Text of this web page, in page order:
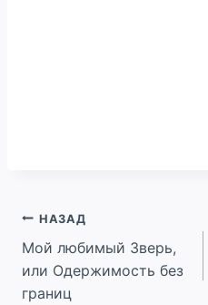
Навигация
по
записям
НАЗАД
Мой любимый Зверь,
или Одержимость без
границ